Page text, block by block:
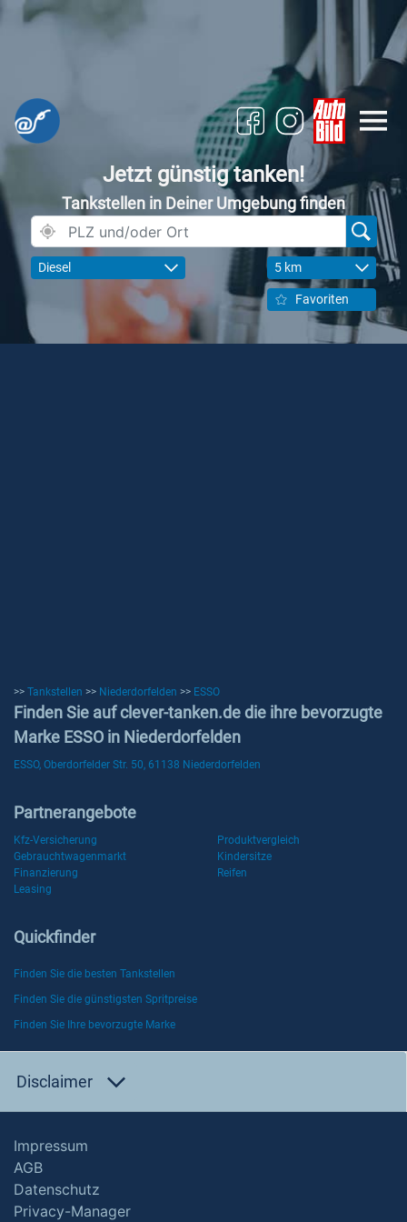
Jetzt günstig tanken!
Tankstellen in Deiner Umgebung finden
Diesel 5 km
Favoriten
>> Tankstellen >> Niederdorfelden >> ESSO
Finden Sie auf clever-tanken.de die ihre bevorzugte
Marke ESSO in Niederdorfelden
ESSO, Oberdorfelder Str. 50, 61138 Niederdorfelden
Partnerangebote
Kfz-Versicherung
Produktvergleich
Gebrauchtwagenmarkt
Kindersitze
Finanzierung
Reifen
Leasing
Quickfinder
Finden Sie die besten Tankstellen
Finden Sie die günstigsten Spritpreise
Finden Sie Ihre bevorzugte Marke
Disclaimer
Impressum
AGB
Datenschutz
Privacy-Manager